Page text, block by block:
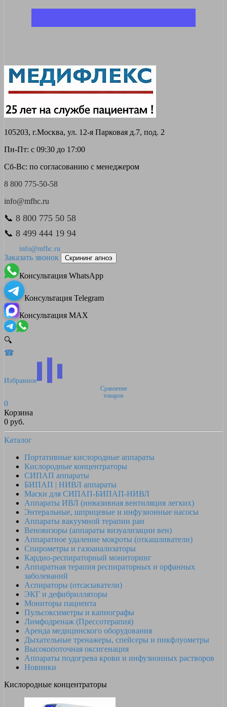
105203, г.Москва, ул. 12-я Парковая д.7, под. 2
Пн-Пт: с 09:30 до 17:00
Сб-Вс: по согласованию с менеджером
8 800 775-50-58
info@mfhc.ru
📞 8 800 775 50 58
📞 8 499 444 19 94
info@mfhc.ru
Заказать звонок Скрининг апноэ
Консультация WhatsApp
Консультация Telegram
Консультация MAX
🔍
☎
Избранное
Сравнение
товаров
0
Корзина
0 руб.
Каталог
Портативные кислородные аппараты
Кислородные концентраторы
СИПАП аппараты
БИПАП | НИВЛ аппараты
Маски для СИПАП-БИПАП-НИВЛ
Аппараты ИВЛ (инвазивная вентиляция легких)
Энтеральные, шприцевые и инфузионные насосы
Аппараты вакуумной терапии ран
Веновизоры (аппараты визуализации вен)
Аппаратное удаление мокроты (откашливатели)
Спирометры и газоанализаторы
Кардио-респираторный мониторинг
Аппаратная терапия респираторных и орфанных
заболеваний
Аспираторы (отсасыватели)
ЭКГ и дефибрилляторы
Мониторы пациента
Пульсоксиметры и капнографы
Лимфодренаж (Прессотерапия)
Аренда медицинского оборудования
Дыхательные тренажеры, спейсеры и пикфлуометры
Высокопоточная оксигенация
Аппараты подогрева крови и инфузионных растворов
Новинки
Кислородные концентраторы